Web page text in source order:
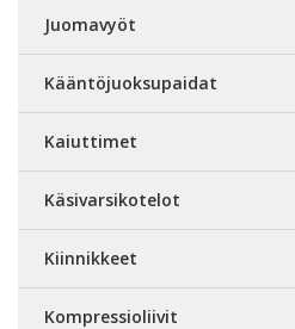
Juomavyöt
Kääntöjuoksupaidat
Kaiuttimet
Käsivarsikotelot
Kiinnikkeet
Kompressioliivit